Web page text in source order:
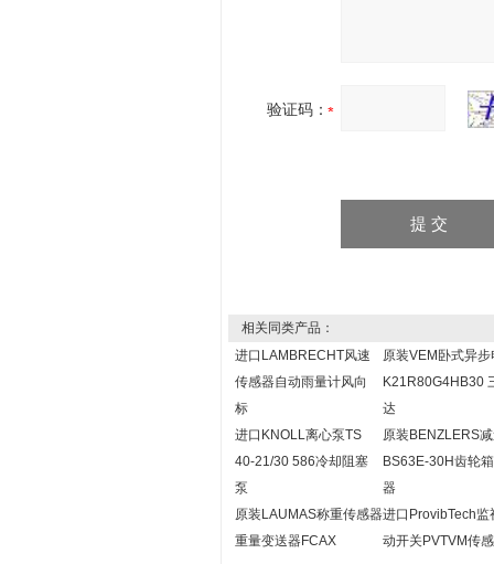
验证码：
相关同类产品：
进口LAMBRECHT风速
传感器自动雨量计风向
标
原装VEM卧式异步
K21R80G4HB30
达
进口KNOLL离心泵TS
40-21/30 586冷却阻塞
泵
原装BENZLERS
BS63E-30H齿轮
器
原装LAUMAS称重传感器
重量变送器FCAX
进口ProvibTech监
动开关PVTVM传